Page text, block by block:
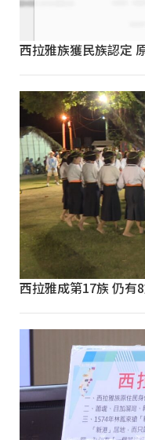
西拉雅族獲民族認定
西拉雅成第17族 仍有